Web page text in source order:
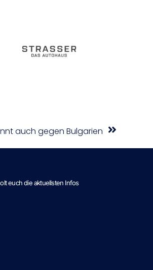
auch gegen Bulgarien
euch die aktuellsten Infos